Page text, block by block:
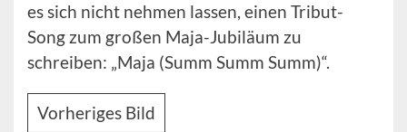
es sich nicht nehmen lassen, einen Tribut-
Song zum großen Maja-Jubiläum zu
schreiben: „Maja (Summ Summ Summ)“.
Vorheriges Bild